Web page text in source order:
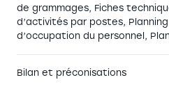
de grammages, Fiches
d’activités par postes,
d’occupation du personnel,
Bilan et préconisations
repas/jour, auxquels
l’hôpital de jour et de la
ambulatoire.